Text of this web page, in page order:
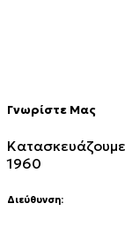
Γνωρίστε Μας
1960
Διεύθυνση: